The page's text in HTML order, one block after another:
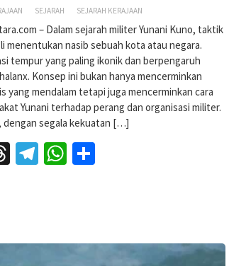
SEJARAH SEJARAH KERAJAAN
– Dalam sejarah militer Yunani Kuno, taktik
menentukan nasib sebuah kota atau negara.
tempur yang paling ikonik dan berpengaruh
Konsep ini bukan hanya mencerminkan
yang mendalam tetapi juga mencerminkan cara
Yunani terhadap perang dan organisasi militer.
dengan segala kekuatan […]
Threads
Telegram
WhatsApp